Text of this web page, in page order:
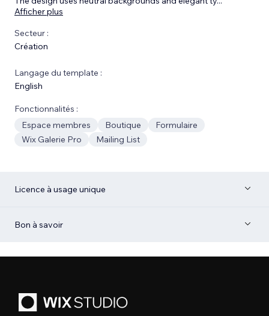
Afficher plus
Secteur :
Création
Langage du template :
English
Fonctionnalités :
Espace membres
Boutique
Formulaire
Wix Galerie Pro
Mailing List
Licence à usage unique
Bon à savoir